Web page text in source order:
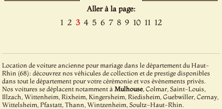
Aller à la page:
1 2 3 4 5 6 7 8 9 10 11 12
Location de voiture ancienne pour mariage dans le département du Haut-
Rhin (68): découvrez nos véhicules de collection et de prestige disponibles
dans tout le département pour votre cérémonie et vos événements privés.
Nos voitures se déplacent notamment à Mulhouse, Colmar, Saint-Louis,
Illzach, Wittenheim, Rixheim, Kingersheim, Riedisheim, Guebwiller, Cernay,
Wittelsheim, Pfastatt, Thann, Wintzenheim, Soultz-Haut-Rhin.